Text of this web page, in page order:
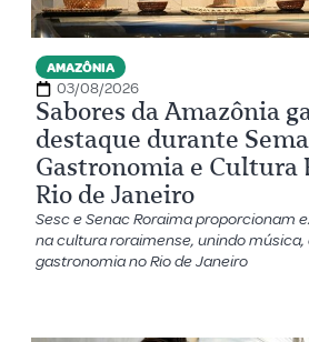
AMAZÔNIA
03/08/2026
Sabores da Amazônia
destaque durante
Gastronomia e Cultura
Rio de Janeiro
Sesc e Senac Roraima proporcionam
na cultura roraimense, unindo
gastronomia no Rio de Janeiro